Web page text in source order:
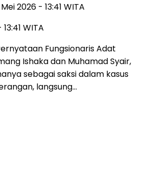
2026 - 13:41 WITA
WITA
Fungsionaris Adat
Ishaka dan Muhamad Syair,
sebagai saksi dalam kasus
langsung…